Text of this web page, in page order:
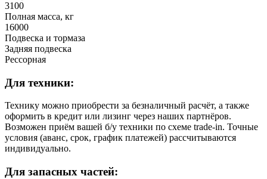
3100
Полная масса, кг
16000
Подвеска и тормаза
Задняя подвеска
Рессорная
Для техники:
Технику можно приобрести за безналичный расчёт, а также
оформить в кредит или лизинг через наших партнёров.
Возможен приём вашей б/у техники по схеме trade-in. Точные
условия (аванс, срок, график платежей) рассчитываются
индивидуально.
Для запасных частей: